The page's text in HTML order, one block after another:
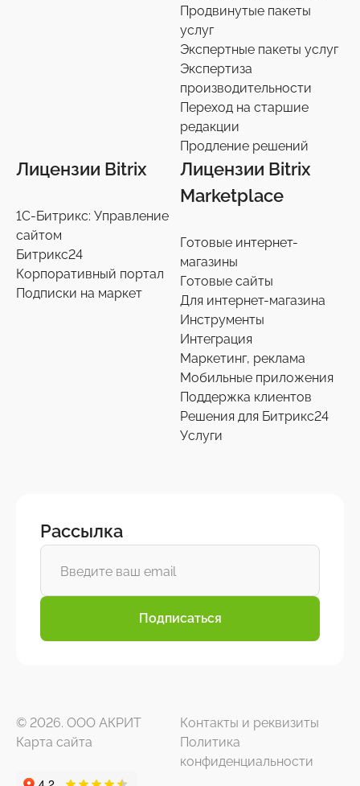
Продвинутые пакеты
услуг
Экспертные пакеты услуг
Экспертиза
производительности
Переход на старшие
редакции
Продление решений
Лицензии Bitrix
1С-Битрикс: Управление
сайтом
Битрикс24
Корпоративный портал
Подписки на маркет
Лицензии Bitrix
Marketplace
Готовые интернет-
магазины
Готовые сайты
Для интернет-магазина
Инструменты
Интеграция
Маркетинг, реклама
Мобильные приложения
Поддержка клиентов
Решения для Битрикс24
Услуги
Рассылка
Подписаться
© 2026. ООО АКРИТ
Контакты и реквизиты
Карта сайта
Политика
конфиденциальности